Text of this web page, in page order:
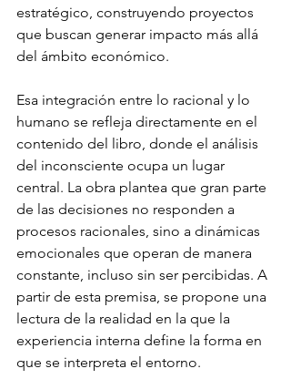
estratégico, construyendo proyectos
que buscan generar impacto más allá
del ámbito económico.
Esa integración entre lo racional y lo
humano se refleja directamente en el
contenido del libro, donde el análisis
del inconsciente ocupa un lugar
central. La obra plantea que gran parte
de las decisiones no responden a
procesos racionales, sino a dinámicas
emocionales que operan de manera
constante, incluso sin ser percibidas. A
partir de esta premisa, se propone una
lectura de la realidad en la que la
experiencia interna define la forma en
que se interpreta el entorno.